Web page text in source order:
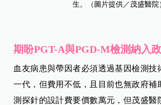
生。（圖片提供／茂盛醫院
期盼PGT-A與PGD-M檢測納入
血友病患與帶因者必須透過基因檢測技
一代，但費用不低，且目前也無政府補
測探針的設計費要價數萬元，但茂盛醫